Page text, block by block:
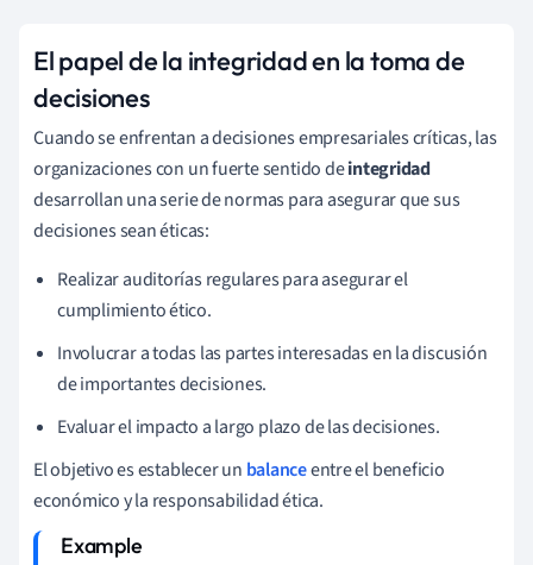
El papel de la integridad en la toma de
decisiones
Cuando se enfrentan a decisiones empresariales críticas, las
organizaciones con un fuerte sentido deintegridad
desarrollan una serie de normas para asegurar que sus
decisiones sean éticas:
Realizar auditorías regulares para asegurar el
cumplimiento ético.
Involucrar a todas las partes interesadas en la discusión
de importantes decisiones.
Evaluar el impacto a largo plazo de las decisiones.
El objetivo es establecer un balanceentre el beneficio
económico y la responsabilidad ética.